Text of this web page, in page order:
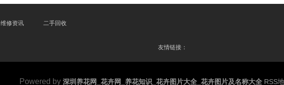
维修资讯 二手回收
友情链接：
Powered by 深圳养花网_花卉网_养花知识_花卉图片大全_花卉图片及名称大全 RSS